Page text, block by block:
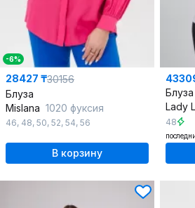
-6%
28427 ₸30156
Блуза
Mislana 1020 фуксия
46, 48, 50, 52, 54, 56
В корзину
Блуза
Lady
48